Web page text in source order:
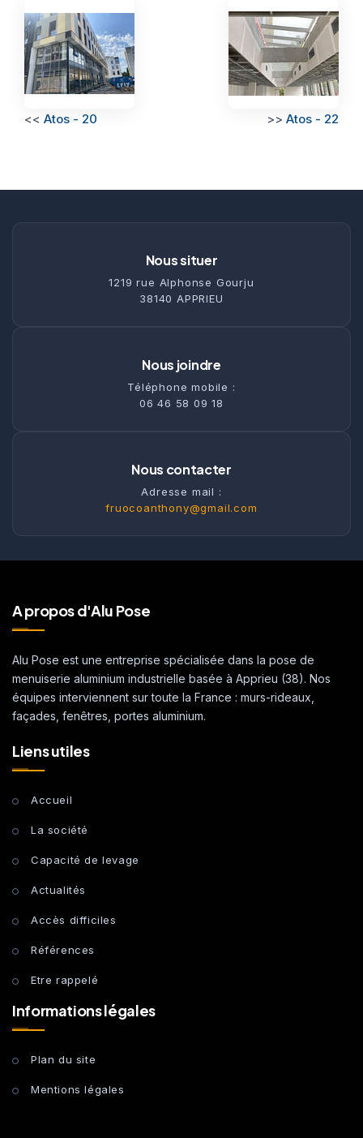
<< Atos - 20 >> Atos - 22
Nous situer
1219 rue Alphonse Gourju
38140 APPRIEU
Nous joindre
Téléphone mobile :
06 46 58 09 18
Nous contacter
Adresse mail :
fruocoanthony@gmail.com
A propos d'Alu Pose
Alu Pose est une entreprise spécialisée dans la pose de
menuiserie aluminium industrielle basée à Apprieu (38). Nos
équipes interviennent sur toute la France : murs-rideaux,
façades, fenêtres, portes aluminium.
Liens utiles
Accueil
La société
Capacité de levage
Actualités
Accès difficiles
Références
Etre rappelé
Informations légales
Plan du site
Mentions légales